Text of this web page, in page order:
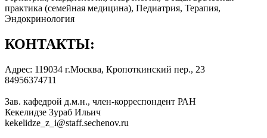
практика (семейная медицина), Педиатрия, Терапия,
Эндокринология
КОНТАКТЫ:
Адрес: 119034 г.Москва, Кропоткинский пер., 23
84956374711
Зав. кафедрой д.м.н., член-корреспондент РАН
Кекелидзе Зураб Ильич
kekelidze_z_i@staff.sechenov.ru